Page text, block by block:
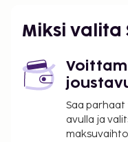
Miksi valita
Saa
avulla ja